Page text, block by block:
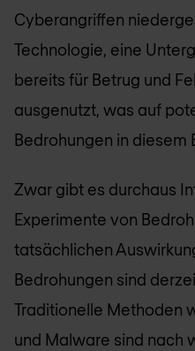
Cyberangriffen
Technologie, eine
bereits für Betrug und
ausgenutzt, was auf
Bedrohungen in diesem
Zwar gibt es durchaus
Experimente von
tatsächlichen
Bedrohungen sind
Traditionelle Methoden
und Malware sind nach